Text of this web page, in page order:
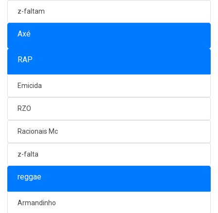
z-faltam
Axé
RAP
Emicida
RZO
Racionais Mc
z-falta
reggae
Armandinho